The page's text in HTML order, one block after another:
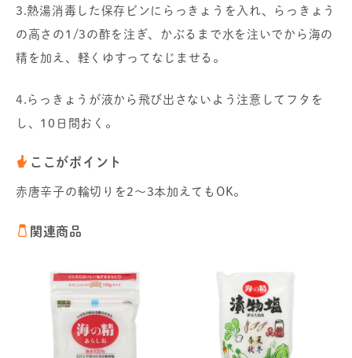
3.熱湯消毒した保存ビンにらっきょうを入れ、らっきょう
の高さの1/3の酢を注ぎ、かぶるまで水を注いでから海の
精を加え、軽くゆすってなじませる。
4.らっきょうが液から飛び出さないよう注意してフタを
し、10日間おく。
ここがポイント
赤唐辛子の輪切りを2～3本加えてもOK。
関連商品